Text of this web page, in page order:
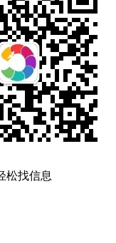
松找信息